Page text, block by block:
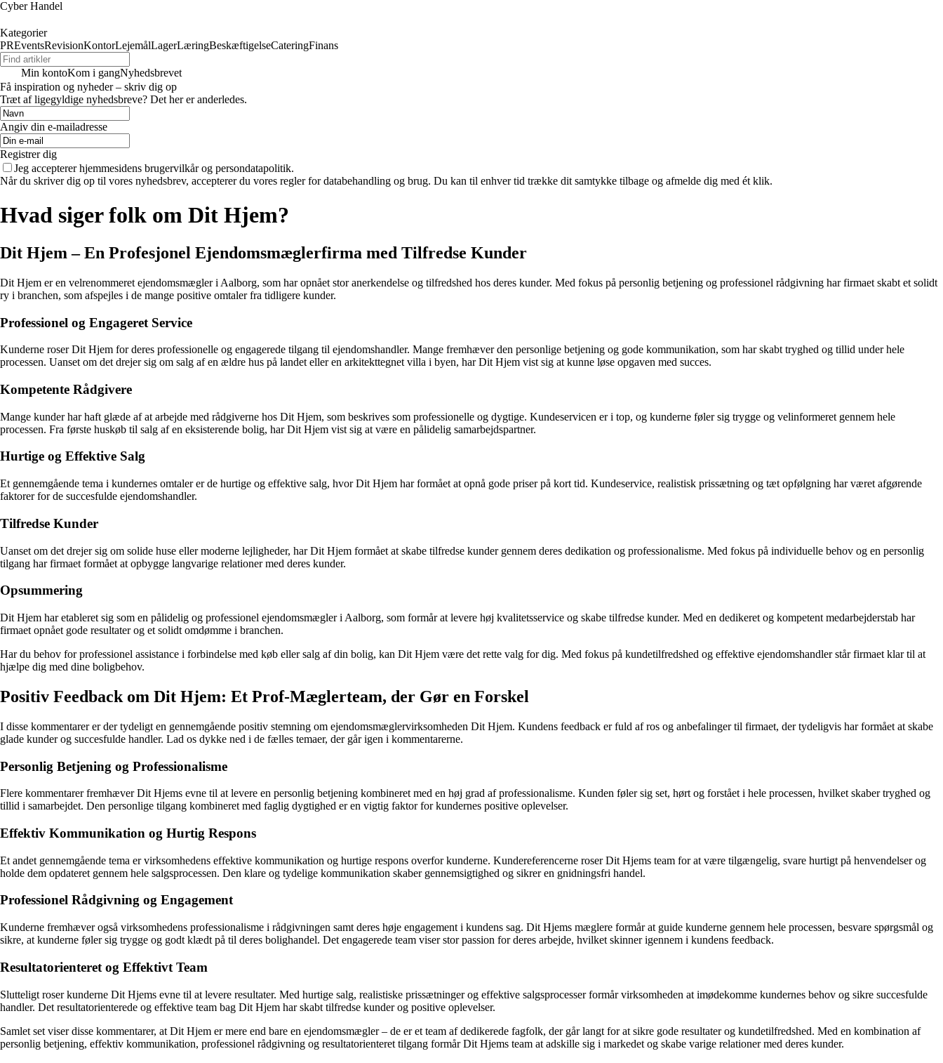
Cyber Handel
Kategorier
PREventsRevisionKontorLejemålLagerLæringBeskæftigelseCateringFinans
Min kontoKom i gangNyhedsbrevet
Få inspiration og nyheder – skriv dig op
Træt af ligegyldige nyhedsbreve? Det her er anderledes.
Angiv din e-mailadresse
Registrer dig
Jeg accepterer hjemmesidens brugervilkår og persondatapolitik.
Når du skriver dig op til vores nyhedsbrev, accepterer du vores regler for databehandling og brug. Du kan til enhver tid trække dit samtykke tilbage og afmelde dig med ét klik.
Hvad siger folk om Dit Hjem?
Dit Hjem – En Profesjonel Ejendomsmæglerfirma med Tilfredse Kunder
Dit Hjem er en velrenommeret ejendomsmægler i Aalborg, som har opnået stor anerkendelse og tilfredshed hos deres kunder. Med fokus på personlig betjening og professionel rådgivning har firmaet skabt et solidt
ry i branchen, som afspejles i de mange positive omtaler fra tidligere kunder.
Professionel og Engageret Service
Kunderne roser Dit Hjem for deres professionelle og engagerede tilgang til ejendomshandler. Mange fremhæver den personlige betjening og gode kommunikation, som har skabt tryghed og tillid under hele
processen. Uanset om det drejer sig om salg af en ældre hus på landet eller en arkitekttegnet villa i byen, har Dit Hjem vist sig at kunne løse opgaven med succes.
Kompetente Rådgivere
Mange kunder har haft glæde af at arbejde med rådgiverne hos Dit Hjem, som beskrives som professionelle og dygtige. Kundeservicen er i top, og kunderne føler sig trygge og velinformeret gennem hele
processen. Fra første huskøb til salg af en eksisterende bolig, har Dit Hjem vist sig at være en pålidelig samarbejdspartner.
Hurtige og Effektive Salg
Et gennemgående tema i kundernes omtaler er de hurtige og effektive salg, hvor Dit Hjem har formået at opnå gode priser på kort tid. Kundeservice, realistisk prissætning og tæt opfølgning har været afgørende
faktorer for de succesfulde ejendomshandler.
Tilfredse Kunder
Uanset om det drejer sig om solide huse eller moderne lejligheder, har Dit Hjem formået at skabe tilfredse kunder gennem deres dedikation og professionalisme. Med fokus på individuelle behov og en personlig
tilgang har firmaet formået at opbygge langvarige relationer med deres kunder.
Opsummering
Dit Hjem har etableret sig som en pålidelig og professionel ejendomsmægler i Aalborg, som formår at levere høj kvalitetsservice og skabe tilfredse kunder. Med en dedikeret og kompetent medarbejderstab har
firmaet opnået gode resultater og et solidt omdømme i branchen.
Har du behov for professionel assistance i forbindelse med køb eller salg af din bolig, kan Dit Hjem være det rette valg for dig. Med fokus på kundetilfredshed og effektive ejendomshandler står firmaet klar til at
hjælpe dig med dine boligbehov.
Positiv Feedback om Dit Hjem: Et Prof-Mæglerteam, der Gør en Forskel
I disse kommentarer er der tydeligt en gennemgående positiv stemning om ejendomsmæglervirksomheden Dit Hjem. Kundens feedback er fuld af ros og anbefalinger til firmaet, der tydeligvis har formået at skabe
glade kunder og succesfulde handler. Lad os dykke ned i de fælles temaer, der går igen i kommentarerne.
Personlig Betjening og Professionalisme
Flere kommentarer fremhæver Dit Hjems evne til at levere en personlig betjening kombineret med en høj grad af professionalisme. Kunden føler sig set, hørt og forstået i hele processen, hvilket skaber tryghed og
tillid i samarbejdet. Den personlige tilgang kombineret med faglig dygtighed er en vigtig faktor for kundernes positive oplevelser.
Effektiv Kommunikation og Hurtig Respons
Et andet gennemgående tema er virksomhedens effektive kommunikation og hurtige respons overfor kunderne. Kundereferencerne roser Dit Hjems team for at være tilgængelig, svare hurtigt på henvendelser og
holde dem opdateret gennem hele salgsprocessen. Den klare og tydelige kommunikation skaber gennemsigtighed og sikrer en gnidningsfri handel.
Professionel Rådgivning og Engagement
Kunderne fremhæver også virksomhedens professionalisme i rådgivningen samt deres høje engagement i kundens sag. Dit Hjems mæglere formår at guide kunderne gennem hele processen, besvare spørgsmål og
sikre, at kunderne føler sig trygge og godt klædt på til deres bolighandel. Det engagerede team viser stor passion for deres arbejde, hvilket skinner igennem i kundens feedback.
Resultatorienteret og Effektivt Team
Slutteligt roser kunderne Dit Hjems evne til at levere resultater. Med hurtige salg, realistiske prissætninger og effektive salgsprocesser formår virksomheden at imødekomme kundernes behov og sikre succesfulde
handler. Det resultatorienterede og effektive team bag Dit Hjem har skabt tilfredse kunder og positive oplevelser.
Samlet set viser disse kommentarer, at Dit Hjem er mere end bare en ejendomsmægler – de er et team af dedikerede fagfolk, der går langt for at sikre gode resultater og kundetilfredshed. Med en kombination af
personlig betjening, effektiv kommunikation, professionel rådgivning og resultatorienteret tilgang formår Dit Hjems team at adskille sig i markedet og skabe varige relationer med deres kunder.